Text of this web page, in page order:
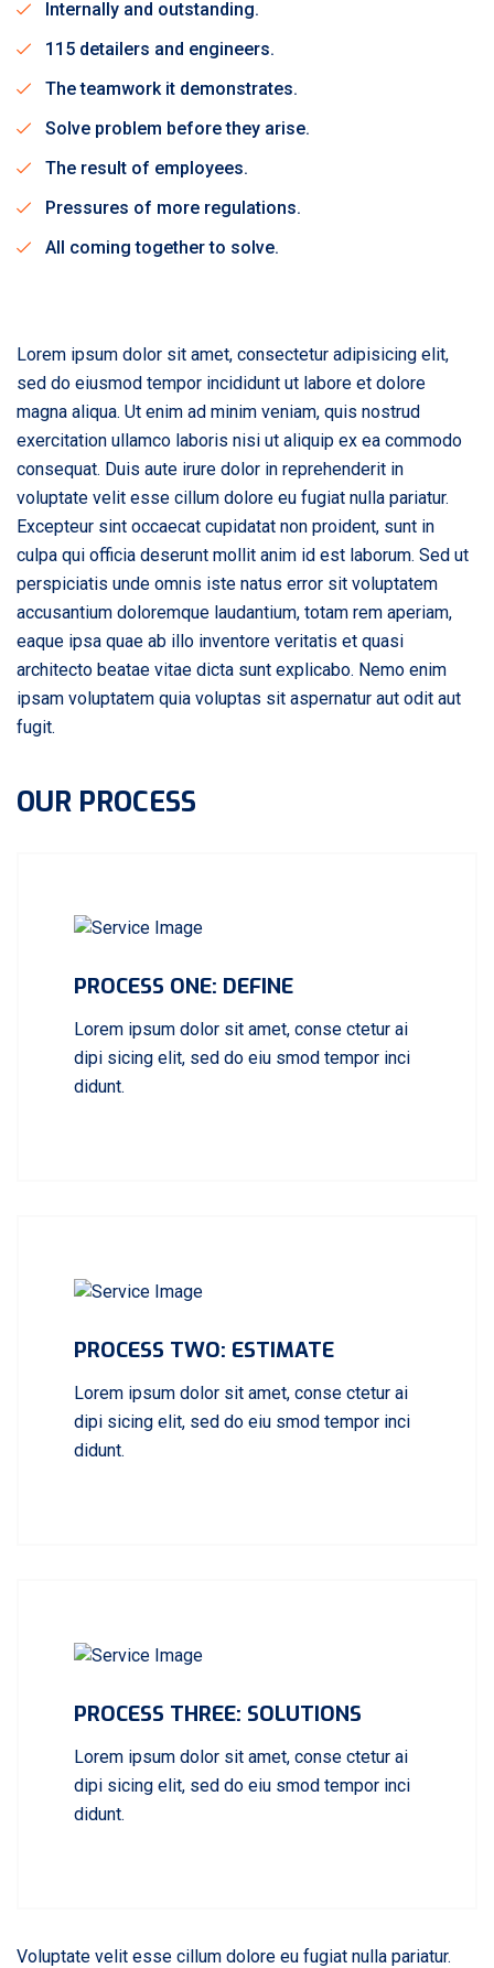
Internally and outstanding.
115 detailers and engineers.
The teamwork it demonstrates.
Solve problem before they arise.
The result of employees.
Pressures of more regulations.
All coming together to solve.
Lorem ipsum dolor sit amet, consectetur adipisicing elit,
sed do eiusmod tempor incididunt ut labore et dolore
magna aliqua. Ut enim ad minim veniam, quis nostrud
exercitation ullamco laboris nisi ut aliquip ex ea commodo
consequat. Duis aute irure dolor in reprehenderit in
voluptate velit esse cillum dolore eu fugiat nulla pariatur.
Excepteur sint occaecat cupidatat non proident, sunt in
culpa qui officia deserunt mollit anim id est laborum. Sed ut
perspiciatis unde omnis iste natus error sit voluptatem
accusantium doloremque laudantium, totam rem aperiam,
eaque ipsa quae ab illo inventore veritatis et quasi
architecto beatae vitae dicta sunt explicabo. Nemo enim
ipsam voluptatem quia voluptas sit aspernatur aut odit aut
fugit.
OUR PROCESS
PROCESS ONE: DEFINE
Lorem ipsum dolor sit amet, conse ctetur ai
dipi sicing elit, sed do eiu smod tempor inci
didunt.
PROCESS TWO: ESTIMATE
Lorem ipsum dolor sit amet, conse ctetur ai
dipi sicing elit, sed do eiu smod tempor inci
didunt.
PROCESS THREE: SOLUTIONS
Lorem ipsum dolor sit amet, conse ctetur ai
dipi sicing elit, sed do eiu smod tempor inci
didunt.
Voluptate velit esse cillum dolore eu fugiat nulla pariatur.